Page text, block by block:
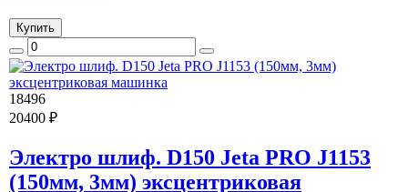
Купить
18496
20400 ₽
Электро шлиф. D150 Jeta PRO J1153
(150мм, 3мм) эксцентриковая